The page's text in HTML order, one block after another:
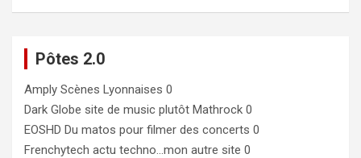
Pôtes 2.0
Amply Scènes Lyonnaises 0
Dark Globe site de music plutôt Mathrock 0
EOSHD Du matos pour filmer des concerts 0
Frenchytech actu techno…mon autre site 0